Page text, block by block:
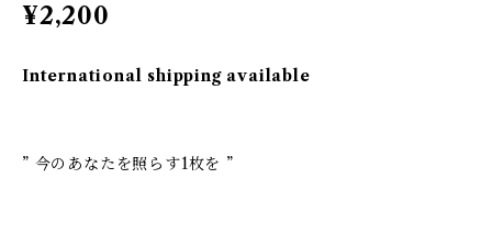
¥2,200
International shipping available
” 今のあなたを照らす1枚を ”